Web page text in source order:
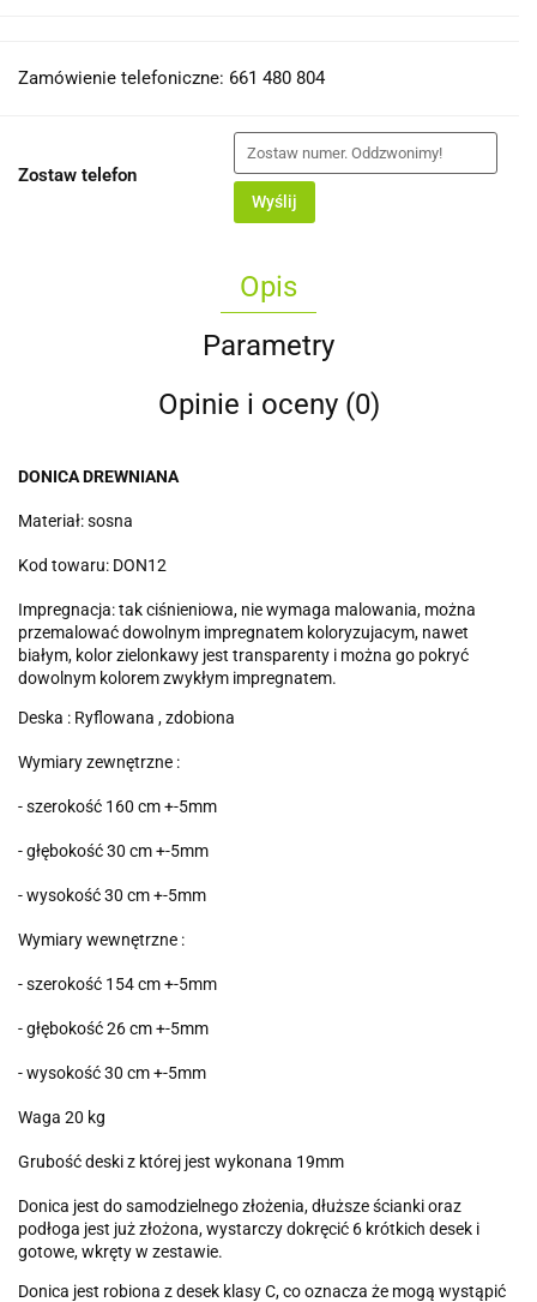
Zamówienie telefoniczne: 661 480 804
Zostaw telefon
Wyślij
Opis
Parametry
Opinie i oceny (0)
DONICA DREWNIANA
Materiał: sosna
Kod towaru: DON12
Impregnacja: tak ciśnieniowa, nie wymaga malowania, można
przemalować dowolnym impregnatem koloryzujacym, nawet
białym, kolor zielonkawy jest transparenty i można go pokryć
dowolnym kolorem zwykłym impregnatem.
Deska : Ryflowana , zdobiona
Wymiary zewnętrzne :
- szerokość 160 cm +-5mm
- głębokość 30 cm +-5mm
- wysokość 30 cm +-5mm
Wymiary wewnętrzne :
- szerokość 154 cm +-5mm
- głębokość 26 cm +-5mm
- wysokość 30 cm +-5mm
Waga 20 kg
Grubość deski z której jest wykonana 19mm
Donica jest do samodzielnego złożenia, dłuższe ścianki oraz
podłoga jest już złożona, wystarczy dokręcić 6 krótkich desek i
gotowe, wkręty w zestawie.
Donica jest robiona z desek klasy C, co oznacza że mogą wystąpić